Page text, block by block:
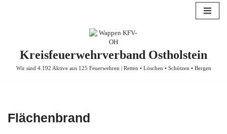
Kreisfeuerwehrverband Ostholstein
Wir sind 4.192 Aktive aus 125 Feuerwehren | Retten • Löschen • Schützen • Bergen
Flächenbrand